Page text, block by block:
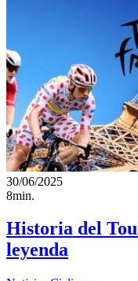
30/06/2025
8min.
Historia del
leyenda